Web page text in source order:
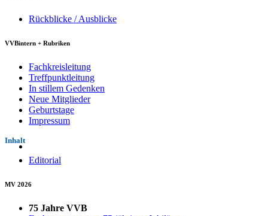
Rückblicke / Ausblicke
VVBintern + Rubriken
Fachkreisleitung
Treffpunktleitung
In stillem Gedenken
Neue Mitglieder
Geburtstage
Impressum
Inhalt
Editorial
MV 2026
75 Jahre VVB